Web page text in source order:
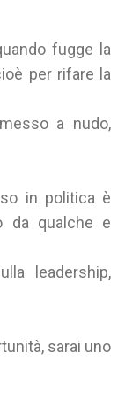
fugge la
per rifare la
a nudo,
in politica è
da qualche e
leadership,
sarai uno